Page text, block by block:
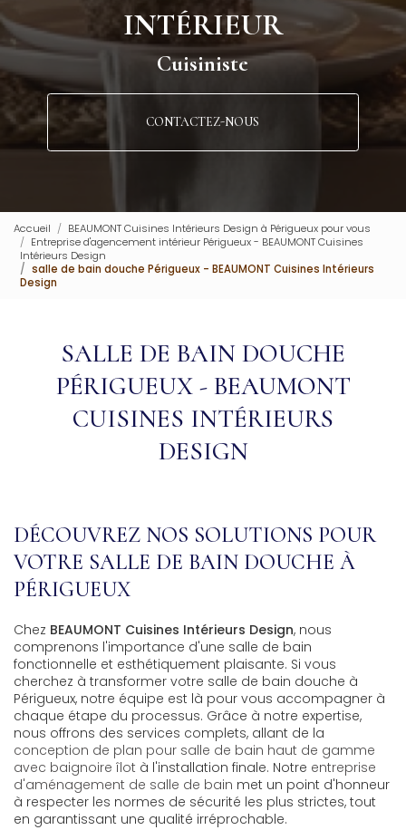
INTÉRIEUR
Cuisiniste
CONTACTEZ-NOUS
Accueil
BEAUMONT Cuisines Intérieurs Design à Périgueux pour vous
Entreprise d'agencement intérieur Périgueux - BEAUMONT Cuisines
Intérieurs Design
salle de bain douche Périgueux - BEAUMONT Cuisines Intérieurs
Design
SALLE DE BAIN DOUCHE
PÉRIGUEUX - BEAUMONT
CUISINES INTÉRIEURS
DESIGN
DÉCOUVREZ NOS SOLUTIONS POUR
VOTRE SALLE DE BAIN DOUCHE À
PÉRIGUEUX
Chez BEAUMONT Cuisines Intérieurs Design, nous
comprenons l'importance d'une salle de bain
fonctionnelle et esthétiquement plaisante. Si vous
cherchez à transformer votre salle de bain douche à
Périgueux, notre équipe est là pour vous accompagner à
chaque étape du processus. Grâce à notre expertise,
nous offrons des services complets, allant de la
conception de plan pour salle de bain haut de gamme
avec baignoire îlot à l'installation finale. Notre entreprise
d'aménagement de salle de bain met un point d'honneur
à respecter les normes de sécurité les plus strictes, tout
en garantissant une qualité irréprochable.